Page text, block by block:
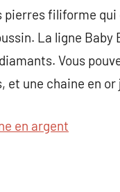
filiforme
La ligne
Vous
et une chaine en or
en argent